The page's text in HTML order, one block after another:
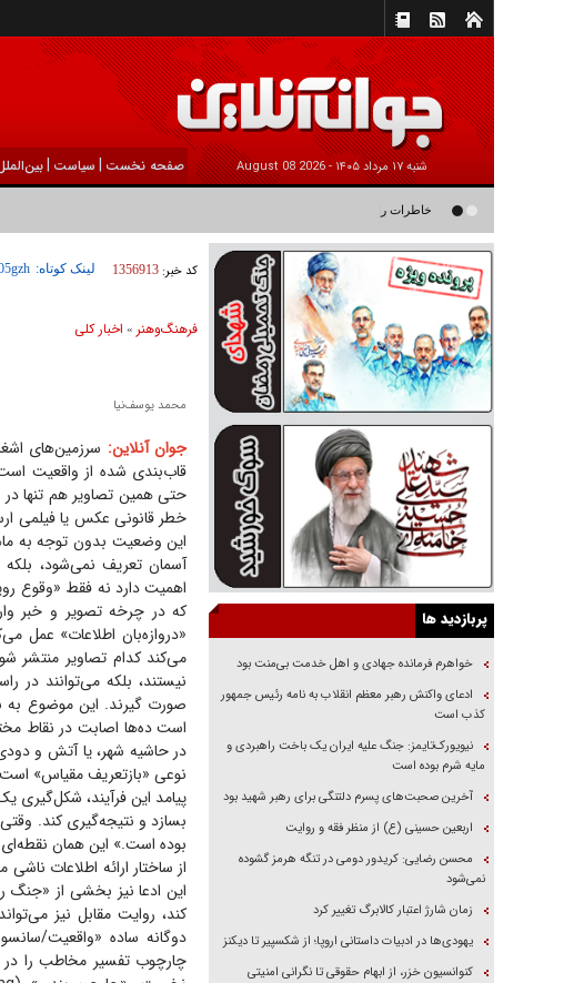
شنبه ۱۷ مرداد ۱۴۰۵ - 2026 August 08 صفحه نخست | سیاست |
خاطرات رامین ناصرنصیر از «پشت‌ کنکوری‌ها» و رضا داوودنژاد: رضا کودک درون
کد خبر: 1356913 لینک کوتاه:
فرهنگ‌و‌هنر » اخبار كلی
محمد یوسف‌نیا
جوان آنلاین: سرزمین‌های
قاب‌بندی شده از واقعیت
حتی همین تصاویر هم تنها در
خطر قانونی عکس یا فیلمی
این وضعیت بدون توجه به
آسمان تعریف نمی‌شود،
اهمیت دارد نه فقط «وقوع
که در چرخه تصویر و خبر
می‌کند کدام تصاویر منتشر
نیستند، بلکه می‌توانند در
صورت گیرند. این موضوع به
است ده‌ها اصابت در نقاط
در حاشیه شهر، یا آتش و
نوعی «بازتعریف مقیاس»
پیامد این فرآیند،
بسازد و نتیجه‌گیری کند.
بوده است.» این همان
از ساختار ارائه اطلاعات
این ادعا نیز بخشی از
کند، روایت مقابل نیز
دوگانه ساده «واقعیت/
چارچوب تفسیر مخاطب را در
پربازدید ها
خواهرم فرمانده جهادی و اهل خدمت بی‌منت بود
ادعای واکنش رهبر معظم انقلاب به نامه رئیس جمهور
کذب است
نیویورک‌تایمز: جنگ علیه ایران یک باخت راهبردی و
مایه شرم بوده است
آخرین صحبت‌های پسرم دلتنگی برای رهبر شهید بود
اربعین حسینی (ع) از منظر فقه و روایت
محسن رضایی: کریدور دومی در تنگه هرمز گشوده
نمی‌شود
زمان شارژ اعتبار کالابرگ تغییر کرد
یهودی‌ها در ادبیات داستانی اروپا؛ از شکسپیر تا دیکنز
کنوانسیون خزر، از ابهام حقوقی تا نگرانی امنیتی